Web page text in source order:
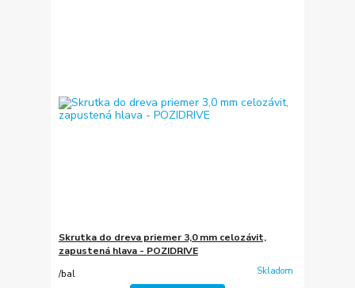
Skrutka do dreva priemer 3,0 mm celozávit,
zapustená hlava - POZIDRIVE
/bal Skladom